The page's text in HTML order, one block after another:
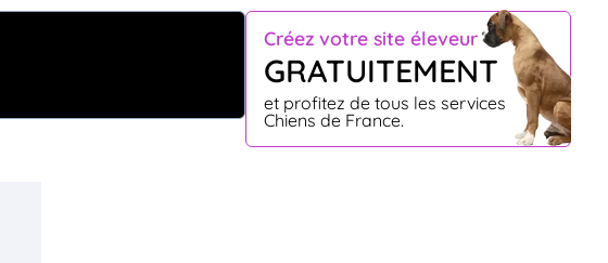
Créez votre site éleveur
GRATUITEMENT
et profitez de tous les services
Chiens de France.